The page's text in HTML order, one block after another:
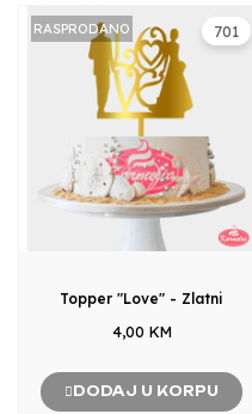
701
RASPRODANO
Topper "Love" - Zlatni
4,00 KM
DODAJ U KORPU